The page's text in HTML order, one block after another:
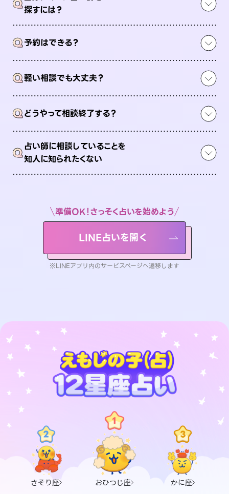
Q探すには？
Q予約はできる？
Q軽い相談でも大丈夫？
Qどうやって相談終了する？
Q占い師に相談していることを
知人に知られたくない
準備OK！さっそく占いを始めよう
LINE占いを開く
※LINEアプリ内のサービスページへ遷移します
さそり座 おひつじ座 かに座